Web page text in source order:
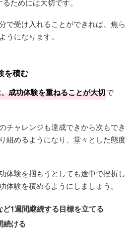
ためには大切です。
で受け入れることができれば、焦ら
うになります。
を積む
成功体験を重ねることが大切で
チャレンジも達成できから次もでき
組めるようになり、堂々とした態度
体験を掴もうとしても途中で挫折し
体験を積めるようにしましょう。
1週間継続する目標を立てる
続ける